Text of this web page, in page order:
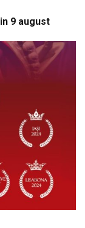
9 august